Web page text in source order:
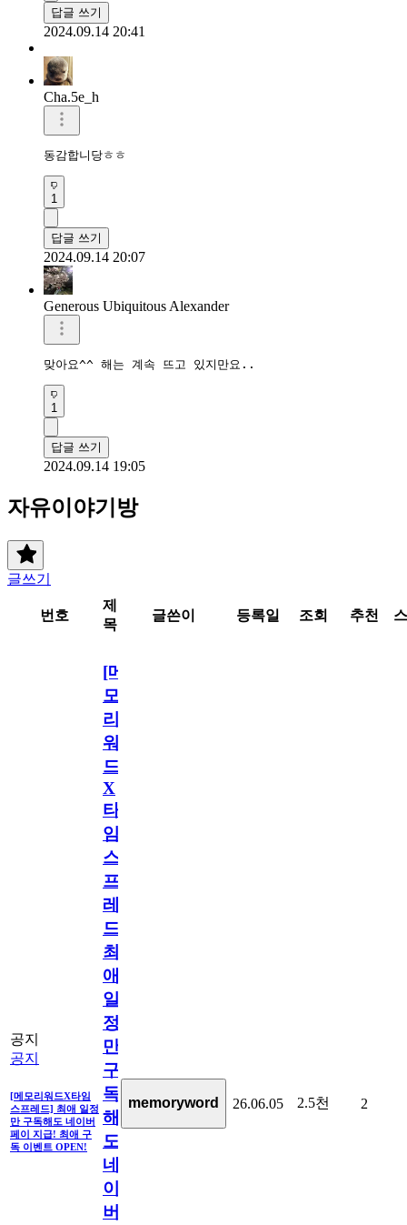
답글 쓰기
2024.09.14 20:41
Cha.5e_h
동감합니당ㅎㅎ
1
답글 쓰기
2024.09.14 20:07
Generous Ubiquitous Alexander
맞아요^^ 해는 계속 뜨고 있지만요..
1
답글 쓰기
2024.09.14 19:05
자유이야기방
글쓰기
번호
제
목
글쓴이 등록일 조회 추천
공지
공지
[메모리워드X타임
스프레드] 최애 일정
만 구독해도 네이버
페이 지급! 최애 구
독 이벤트 OPEN!
[메
모
리
워
드
X
타
임
스
프
레
드]
최
애
일
정
만
구
독
해
도
네
이
버
memoryword 26.06.05 2.5천 2